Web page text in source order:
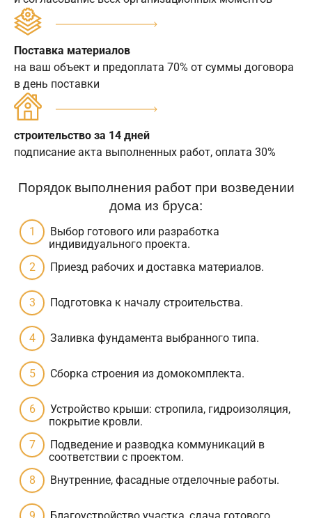
Поставка материалов
на ваш объект и предоплата 70% от суммы договора
в день поставки
строительство за 14 дней
подписание акта выполненных работ, оплата 30%
Порядок выполнения работ при возведении
дома из бруса:
Выбор готового или разработка
индивидуального проекта.
Приезд рабочих и доставка материалов.
Подготовка к началу строительства.
Заливка фундамента выбранного типа.
Сборка строения из домокомплекта.
Устройство крыши: стропила, гидроизоляция,
покрытие кровли.
Подведение и разводка коммуникаций в
соответствии с проектом.
Внутренние, фасадные отделочные работы.